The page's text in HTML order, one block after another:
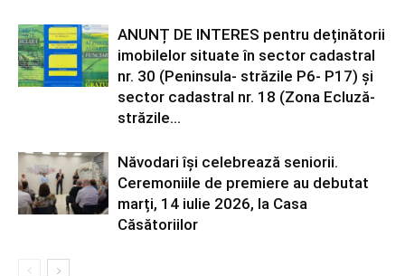
ANUNȚ DE INTERES pentru deținătorii
imobilelor situate în sector cadastral
nr. 30 (Peninsula- străzile P6- P17) și
sector cadastral nr. 18 (Zona Ecluză-
străzile...
Năvodari își celebrează seniorii.
Ceremoniile de premiere au debutat
marți, 14 iulie 2026, la Casa
Căsătoriilor